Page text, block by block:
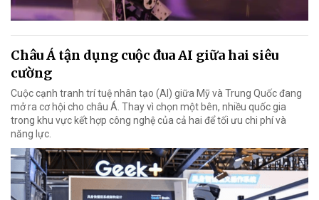
Châu Á tận dụng cuộc đua AI giữa hai siêu
cường
Cuộc cạnh tranh trí tuệ nhân tạo (AI) giữa Mỹ và Trung Quốc đang
mở ra cơ hội cho châu Á. Thay vì chọn một bên, nhiều quốc gia
trong khu vực kết hợp công nghệ của cả hai để tối ưu chi phí và
năng lực.